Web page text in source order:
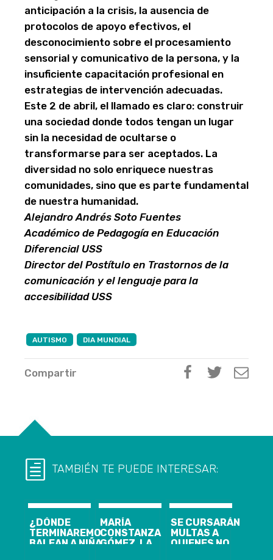
anticipación a la crisis, la ausencia de
protocolos de apoyo efectivos, el
desconocimiento sobre el procesamiento
sensorial y comunicativo de la persona, y la
insuficiente capacitación profesional en
estrategias de intervención adecuadas.
Este 2 de abril, el llamado es claro: construir
una sociedad donde todos tengan un lugar
sin la necesidad de ocultarse o
transformarse para ser aceptados. La
diversidad no solo enriquece nuestras
comunidades, sino que es parte fundamental
de nuestra humanidad.
Alejandro Andrés Soto Fuentes
Académico de Pedagogía en Educación
Diferencial USS
Director del Postítulo en Trastornos de la
comunicación y el lenguaje para la
accesibilidad USS
AUTISMO DIA MUNDIAL
Compartir
TAMBIÉN TE PUEDE INTERESAR:
¿DÓNDE
TERMINAREMOS?
BALEAN A NIÑA
MARÍA
CONSTANZA
GÓMEZ, LA
SE CURSARÁN
MULTAS A
QUIENES NO